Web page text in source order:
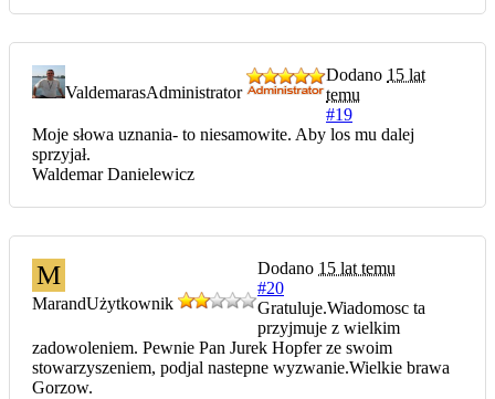
ValdemarasAdministrator
Dodano 15 lat
temu
#19
Moje słowa uznania- to niesamowite. Aby los mu dalej
sprzyjał.
Waldemar Danielewicz
M
MarandUżytkownik
Dodano 15 lat temu
#20
Gratuluje.Wiadomosc ta
przyjmuje z wielkim
zadowoleniem. Pewnie Pan Jurek Hopfer ze swoim
stowarzyszeniem, podjal nastepne wyzwanie.Wielkie brawa
Gorzow.